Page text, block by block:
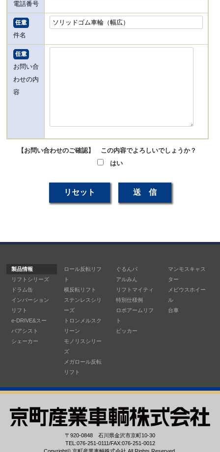
電話番号
件名
お問い合
わせの内
容
【お問い合わせのご確認】 この内容でよろしいでしょうか？
はい
製品情報
リフトシリーズ
ドラム缶
インバーション
リフト
e-DRIVE&スー
パアシスト
シェーカー
ロール反転リフ
ト
横反転リフト
ステンレスシリ
ーズ
トロンメルスク
リーン
モノリスシリー
ズ
メガロール反転
リフト
ぐるんパ
アルみん
リフトマイティ
特別仕様例
ロボアームリフ
ト
ピッカー
マンモスキャス
ター
メビウスホイー
ル
台車
〒920-0848 石川県金沢市京町10-30
TEL:076-251-0111/FAX:076-251-0012